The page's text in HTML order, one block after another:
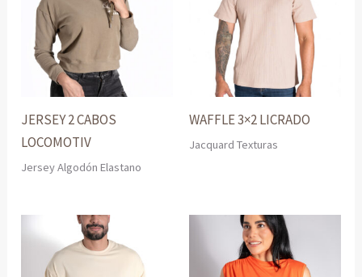
JERSEY 2 CABOS
LOCOMOTIV
Jersey Algodón Elastano
WAFFLE 3×2 LICRADO
Jacquard Texturas